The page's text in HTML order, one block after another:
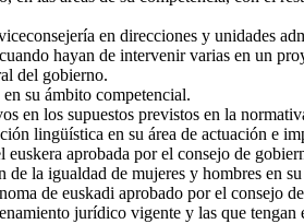
en direcciones y unidades
hayan de intervenir varias en un
del gobierno.
su ámbito competencial.
en los supuestos previstos en la
lingüística en su área de actuación e
aprobada por el consejo de
la igualdad de mujeres y hombres en
de euskadi aprobado por el consejo
jurídico vigente y las que